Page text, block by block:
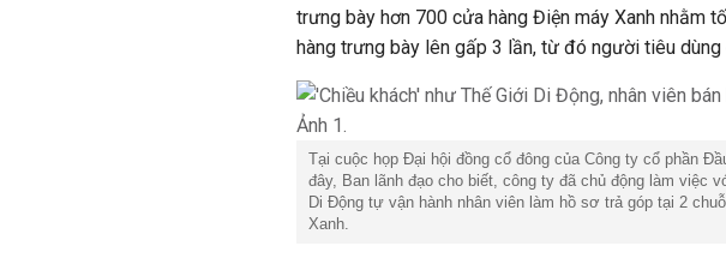
trưng bày hơn 700 cửa hàng Điện máy Xanh nhằm
hàng trưng bày lên gấp 3 lần, từ đó người tiêu dùng
Tại cuộc họp Đại hội đồng cổ đông của Công ty cổ phần
đây, Ban lãnh đạo cho biết, công ty đã chủ động làm việc
Di Động tự vận hành nhân viên làm hồ sơ trả góp tại 2
Xanh.